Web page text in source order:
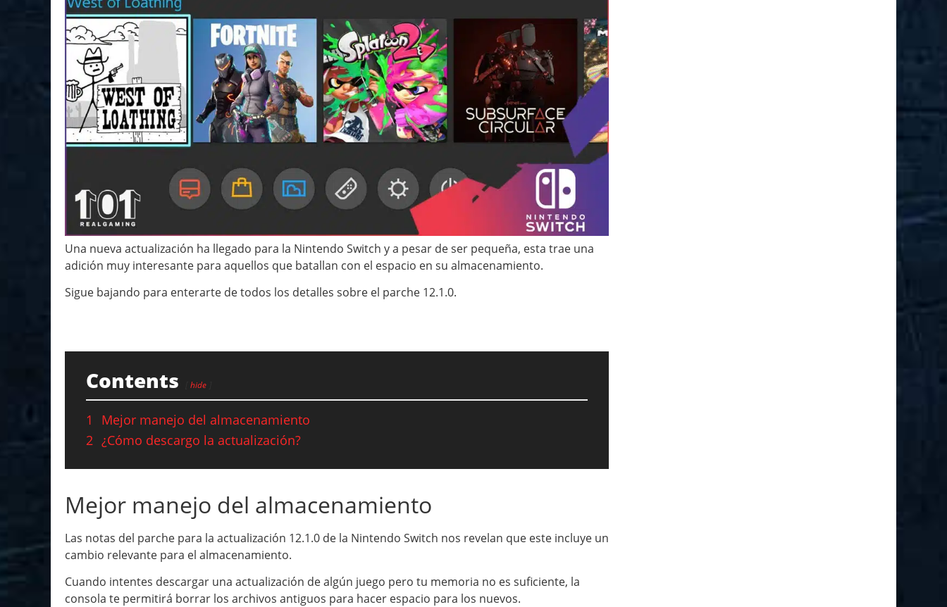
Una nueva actualización ha llegado para la Nintendo Switch y a pesar de ser pequeña, esta trae una
adición muy interesante para aquellos que batallan con el espacio en su almacenamiento.
Sigue bajando para enterarte de todos los detalles sobre el parche 12.1.0.
Contents hide
1
Mejor manejo del almacenamiento
2 ¿Cómo descargo la actualización?
Mejor manejo del almacenamiento
Las notas del parche para la actualización 12.1.0 de la Nintendo Switch nos revelan que este incluye un
cambio relevante para el almacenamiento.
Cuando intentes descargar una actualización de algún juego pero tu memoria no es suficiente, la
consola te permitirá borrar los archivos antiguos para hacer espacio para los nuevos.